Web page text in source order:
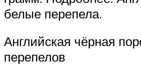
белые перепела.
Английская чёрная
перепелов